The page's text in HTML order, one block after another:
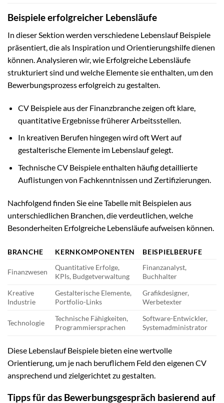
Beispiele erfolgreicher Lebensläufe
In dieser Sektion werden verschiedene Lebenslauf Beispiele
präsentiert, die als Inspiration und Orientierungshilfe dienen
können. Analysieren wir, wie Erfolgreiche Lebensläufe
strukturiert sind und welche Elemente sie enthalten, um den
Bewerbungsprozess erfolgreich zu gestalten.
CV Beispiele aus der Finanzbranche zeigen oft klare,
quantitative Ergebnisse früherer Arbeitsstellen.
In kreativen Berufen hingegen wird oft Wert auf
gestalterische Elemente im Lebenslauf gelegt.
Technische CV Beispiele enthalten häufig detaillierte
Auflistungen von Fachkenntnissen und Zertifizierungen.
Nachfolgend finden Sie eine Tabelle mit Beispielen aus
unterschiedlichen Branchen, die verdeutlichen, welche
Besonderheiten Erfolgreiche Lebensläufe aufweisen können.
BRANCHE KERNKOMPONENTEN BEISPIELBERUFE
Finanzwesen
Quantitative Erfolge,
KPIs, Budgetverwaltung
Finanzanalyst,
Buchhalter
Kreative
Industrie
Gestalterische Elemente,
Portfolio-Links
Grafikdesigner,
Werbetexter
Technologie
Technische Fähigkeiten,
Programmiersprachen
Software-Entwickler,
Systemadministrator
Diese Lebenslauf Beispiele bieten eine wertvolle
Orientierung, um je nach beruflichem Feld den eigenen CV
ansprechend und zielgerichtet zu gestalten.
Tipps für das Bewerbungsgespräch basierend auf